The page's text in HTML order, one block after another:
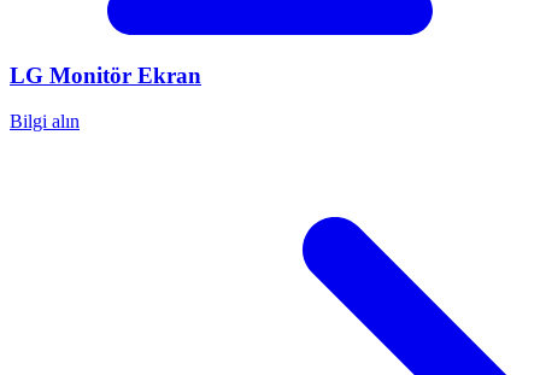
LG Monitör Ekran
Bilgi alın